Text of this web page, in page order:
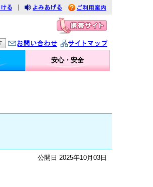
みあげる
利用案内
問い合わせ イトマップ
安心・安全
公開日 2025年10月03日